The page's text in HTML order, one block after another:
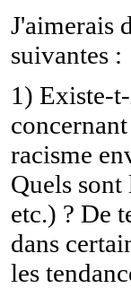
J'aimerais
suivantes :
1) Existe-
racisme
Quels
etc.) ? De
dans
les